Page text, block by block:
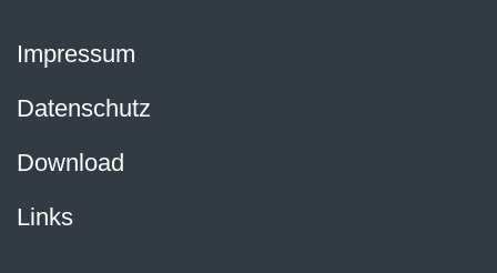
Impressum
Datenschutz
Download
Links